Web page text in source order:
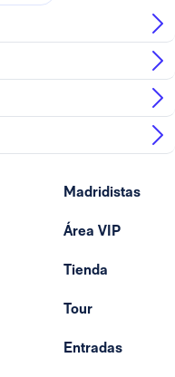
Madridistas
Área VIP
Tienda
Tour
Entradas